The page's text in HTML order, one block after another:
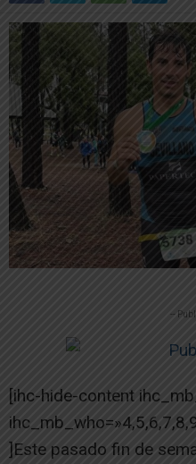
--
[ihc-hide-content
]Este pasado fin de